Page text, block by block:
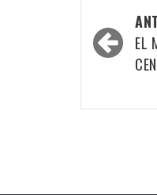
por
EL